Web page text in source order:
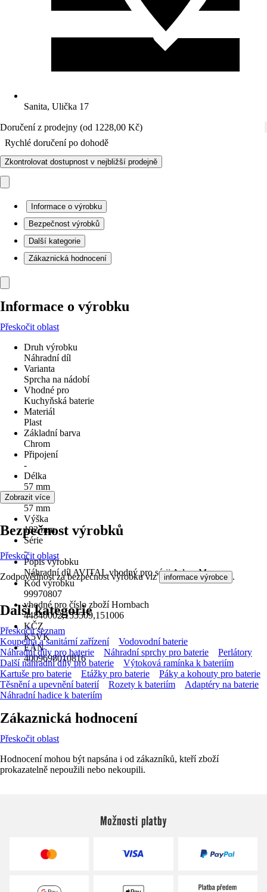
Sanita, Ulička 17
Doručení z prodejny (od 1228,00 Kč)
Rychlé doručení po dohodě
Zkontrolovat dostupnost v nejbližší prodejně
Informace o výrobku
Bezpečnost výrobků
Další kategorie
Zákaznická hodnocení
Informace o výrobku
Přeskočit oblast
Druh výrobku
Náhradní díl
Varianta
Sprcha na nádobí
Vhodné pro
Kuchyňská baterie
Materiál
Plast
Základní barva
Chrom
Připojení
-
Délka
57 mm
Šířka
57 mm
Výška
182 mm
Série
-
Popis výrobku
Náhradní díl AVITAL vhodný pro sérii Arlau, Mersey
Kód výrobku
99970807
vhodné pro číslo zboží Hornbach
44840002,155509,151006
KČZ
K5VK
EAN
4009698010816
Zobrazit více
Bezpečnost výrobků
Přeskočit oblast
Zodpovědnost za bezpečnost výrobku viz informace výrobce .
Další kategorie
Přeskočit seznam
Koupelna a sanitární zařízení
Vodovodní baterie
Náhradní díly pro baterie
Náhradní sprchy pro baterie
Perlátory
Další náhradní díly pro baterie
Výtoková ramínka k bateriím
Kartuše pro baterie
Etážky pro baterie
Páky a kohouty pro baterie
Těsnění a upevnění baterií
Rozety k bateriím
Adaptéry na baterie
Náhradní hadice k bateriím
Zákaznická hodnocení
Přeskočit oblast
Hodnocení mohou být napsána i od zákazníků, kteří zboží
prokazatelně nepoužili nebo nekoupili.
Možnosti platby